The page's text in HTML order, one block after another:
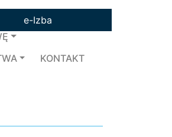
e-Izba
KONTAKT